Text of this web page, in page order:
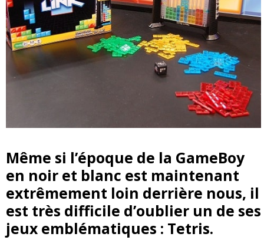
Même si l’époque de la GameBoy
en noir et blanc est maintenant
extrêmement loin derrière nous, il
est très difficile d’oublier un de ses
jeux emblématiques : Tetris.